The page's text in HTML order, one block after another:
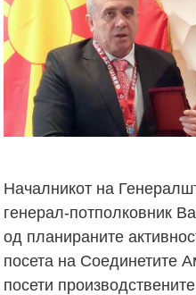
Началникот на
генерал-потполковник
од планираните
посета на Соединетите
посети